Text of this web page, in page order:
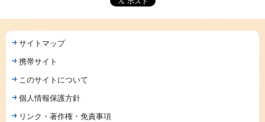
サイトマップ
携帯サイト
このサイトについて
個人情報保護方針
リンク・著作権・免責事項